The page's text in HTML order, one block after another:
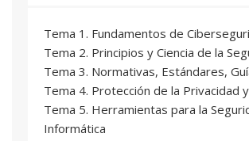
Tema 1. Fundamentos de
Tema 2. Principios y Ciencia de la
Tema 3. Normativas, Estándares,
Tema 4. Protección de la Privacidad
Tema 5. Herramientas para la
Informática